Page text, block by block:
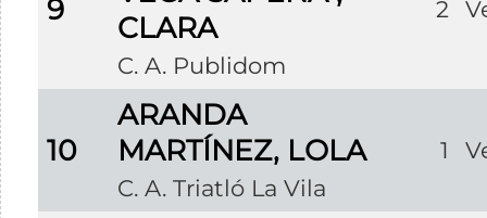
9
CLARA
C. A. Publidom
2
10
ARANDA
MARTÍNEZ, LOLA
C. A. Triatló La Vila
1